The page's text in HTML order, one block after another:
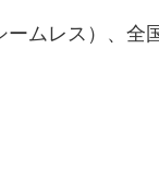
ームレス）、全